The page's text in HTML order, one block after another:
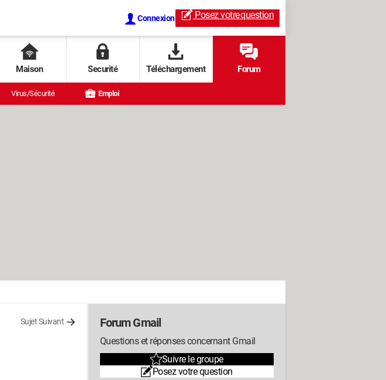
Connexion Posez votrequestion
Maison Securité Téléchargement Forum
Virus/Sécurité Emploi
Sujet Suivant Forum Gmail
Questions et réponses concernant Gmail
Suivre le groupe
Posez votre question